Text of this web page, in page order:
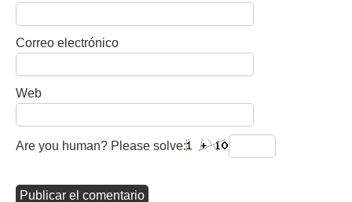
Correo electrónico
Web
Are you human? Please solve: